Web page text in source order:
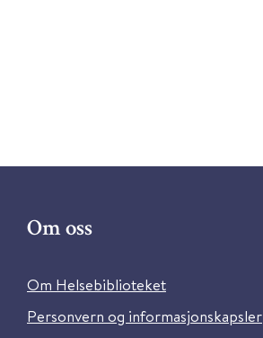
Om oss
Om Helsebiblioteket
Personvern og informasjonskapsler